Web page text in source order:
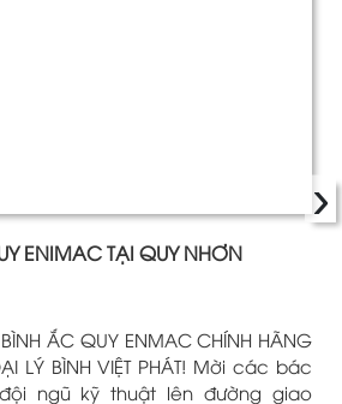
ENIMAC TẠI QUY NHƠN
ẮC QUY ENMAC CHÍNH HÃNG
VIỆT PHÁT! Mời các bác
ngũ kỹ thuật lên đường giao
›